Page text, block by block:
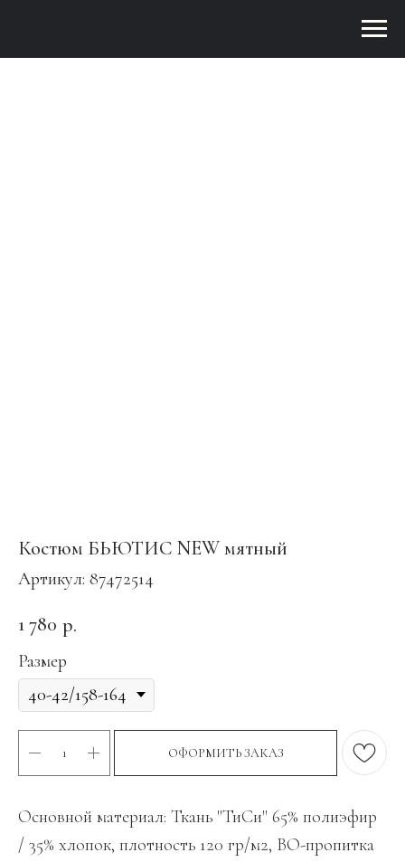
Костюм БЬЮТИС NEW мятный
Артикул: 87472514
1 780 р.
Размер
ОФОРМИТЬ ЗАКАЗ
Основной материал: Ткань "ТиСи" 65% полиэфир
/ 35% хлопок, плотность 120 гр/м2, ВО-пропитка